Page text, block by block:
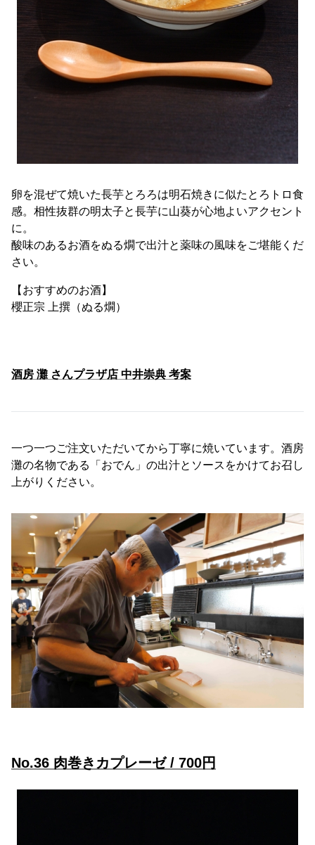
卵を混ぜて焼いた長芋とろろは明石焼きに似たとろトロ食
感。相性抜群の明太子と長芋に山葵が心地よいアクセント
に。
酸味のあるお酒をぬる燗で出汁と薬味の風味をご堪能くだ
さい。
【おすすめのお酒】
櫻正宗 上撰（ぬる燗）
酒房 灘 さんプラザ店 中井崇典 考案
一つ一つご注文いただいてから丁寧に焼いています。酒房
灘の名物である「おでん」の出汁とソースをかけてお召し
上がりください。
No.36 肉巻きカプレーゼ / 700円